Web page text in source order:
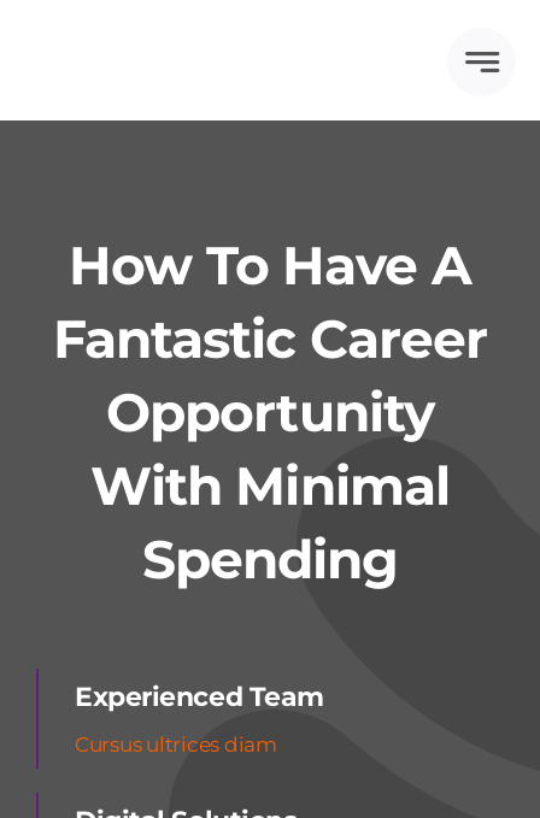
How To Have A
Fantastic Career
Opportunity
With Minimal
Spending
Experienced Team
Cursus ultrices diam